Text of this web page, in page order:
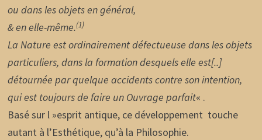
ou dans les objets en général,
& en elle-même.(1)
La Nature est ordinairement défectueuse dans les objets
particuliers, dans la formation desquels elle est[..]
détournée par quelque accidents contre son intention,
qui est toujours de faire un Ouvrage parfait« .
Basé sur l »esprit antique, ce développement touche
autant à l’Esthétique, qu’à la Philosophie.